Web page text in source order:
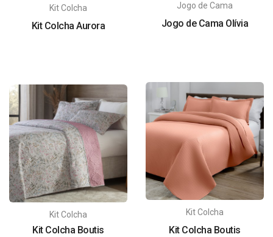
Jogo de Cama
Jogo de Cama Olívia
Kit Colcha
Kit Colcha Aurora
Kit Colcha
Kit Colcha Boutis
Kit Colcha
Kit Colcha Boutis